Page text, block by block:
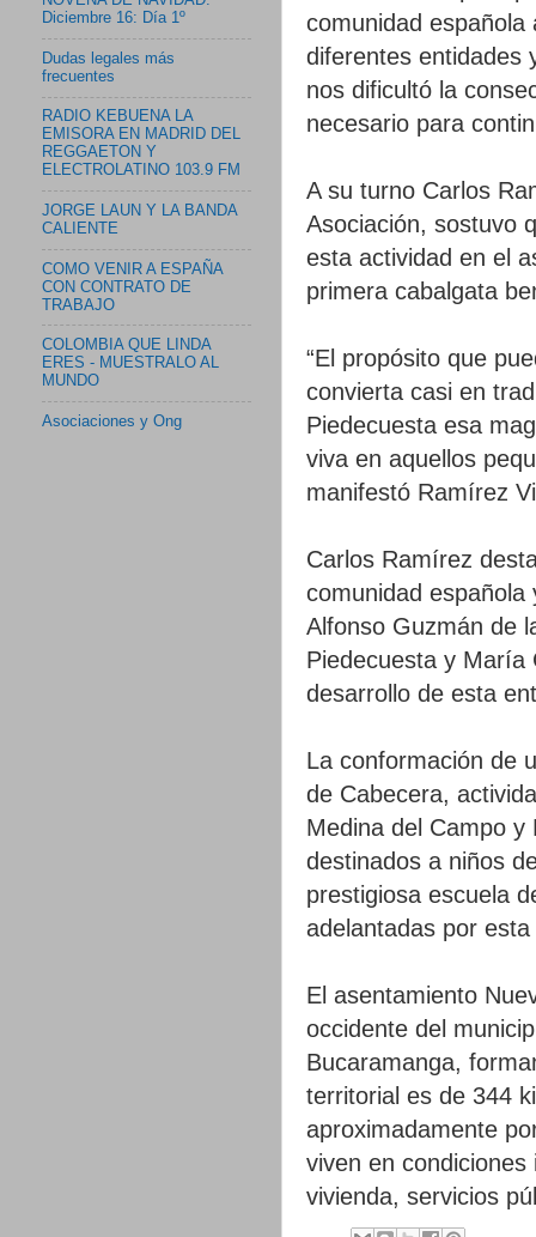
comunidad
diferentes entidades
nos dificultó la
necesario para
A su turno Carlos
Asociación, sostuvo
esta actividad en el
primera cabalgata
“El propósito que
convierta casi en
Piedecuesta esa
viva en aquellos
manifestó Ramírez
Carlos Ramírez
comunidad
Alfonso Guzmán de
Piedecuesta y María
desarrollo de esta
La conformación de
de Cabecera,
Medina del Campo
destinados a niños
prestigiosa escuela
adelantadas por esta
El asentamiento
occidente del
Bucaramanga,
territorial es de 344
aproximadamente
viven en
vivienda, servicios
Diciembre 16: Día 1º
Dudas legales más
frecuentes
RADIO KEBUENA LA
EMISORA EN MADRID DEL
REGGAETON Y
ELECTROLATINO 103.9 FM
JORGE LAUN Y LA BANDA
CALIENTE
COMO VENIR A ESPAÑA
CON CONTRATO DE
TRABAJO
COLOMBIA QUE LINDA
ERES - MUESTRALO AL
MUNDO
Asociaciones y Ong